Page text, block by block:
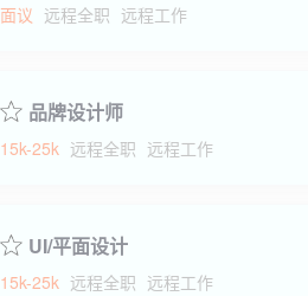
面议 远程全职 远程工作
品牌设计师
15k-25k 远程全职 远程工作
UI/平面设计
15k-25k 远程全职 远程工作